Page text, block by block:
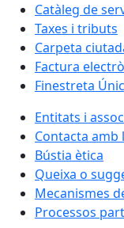
Catàleg de
Taxes i tributs
Carpeta
Factura
Finestreta
Entitats i
Contacta
Bústia ètica
Queixa o
Mecanismes
Processos